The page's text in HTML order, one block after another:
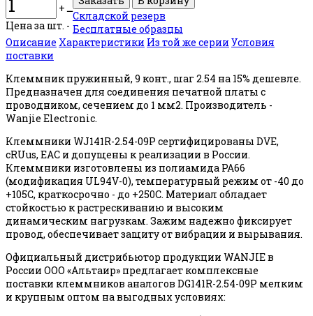
+ ــ
Цена за шт. -
Складской резерв
Бесплатные образцы
Описание Характеристики Из той же серии Условия
поставки
Клеммник пружинный, 9 конт., шаг 2.54 на 15% дешевле.
Предназначен для соединения печатной платы с
проводником, сечением до 1 мм2. Производитель -
Wanjie Electronic.
Клеммники WJ141R-2.54-09P сертифицированы DVE,
cRUus, EAC и допущены к реализации в России.
Клеммники изготовлены из полиамида PA66
(модификация UL94V-0), температурный режим от -40 до
+105С, краткосрочно - до +250С. Материал обладает
стойкостью к растрескиванию и высоким
динамическим нагрузкам. Зажим надежно фиксирует
провод, обеспечивает защиту от вибрации и вырывания.
Официальный дистрибьютор продукции WANJIE в
России ООО «Альтаир» предлагает комплексные
поставки клеммников аналогов DG141R-2.54-09P мелким
и крупным оптом на выгодных условиях: